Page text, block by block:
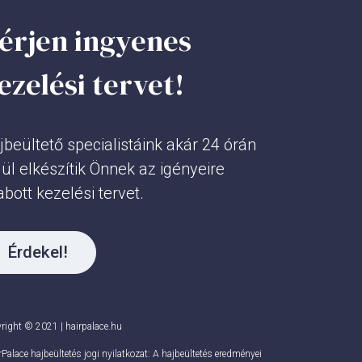
ingyenes
tervet!
specialistáink akár 24 órán
elkészítik Önnek az igényeire
kezelési tervet.
Érdekel!
© 2021 | hairpalace.hu
hajbeültetés jogi nyilatkozat: A hajbeültetés eredményei